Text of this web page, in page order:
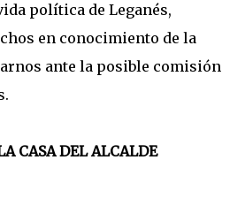
política de Leganés,
en conocimiento de la
ante la posible comisión
CASA DEL ALCALDE